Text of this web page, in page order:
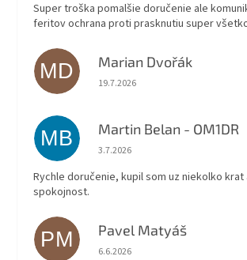
Super troška pomalšie doručenie ale
feritov ochrana proti prasknutiu super
MD Marian Dvořák
Hodnotenie obchodu je 5 z 5
19.7.2026
MB Martin Belan - OM1DR
Hodnotenie obchodu je 5 z 5
3.7.2026
Rychle doručenie, kupil som uz niekolko krat
spokojnost.
PM Pavel Matyáš
Hodnotenie obchodu je 5 z 5
6.6.2026